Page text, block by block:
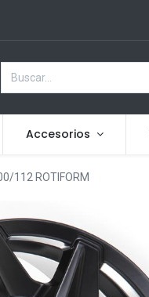
Accesorios
112 ROTIFORM